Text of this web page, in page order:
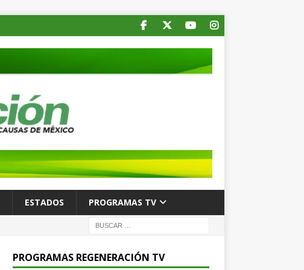
ESTADOS PROGRAMAS TV
PROGRAMAS REGENERACIÓN TV